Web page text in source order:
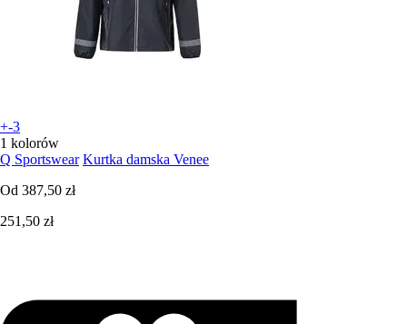
+-3
1 kolorów
Q Sportswear Kurtka damska Venee
Od 387,50 zł
251,50 zł